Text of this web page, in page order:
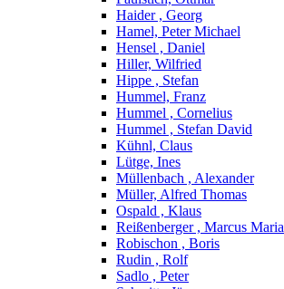
Haider , Georg
Hamel, Peter Michael
Hensel , Daniel
Hiller, Wilfried
Hippe , Stefan
Hummel, Franz
Hummel , Cornelius
Hummel , Stefan David
Kühnl, Claus
Lütge, Ines
Müllenbach , Alexander
Müller, Alfred Thomas
Ospald , Klaus
Reißenberger , Marcus Maria
Robischon , Boris
Rudin , Rolf
Sadlo , Peter